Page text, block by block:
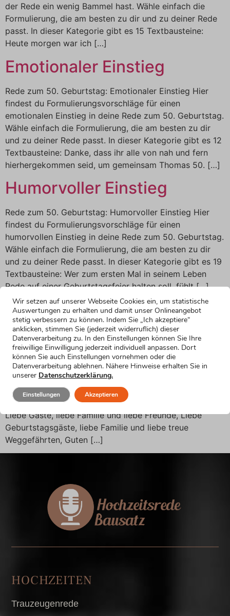
der Rede ein wenig Bammel hast. Wähle einfach die
Formulierung, die am besten zu dir und zu deiner Rede
passt. In dieser Kategorie gibt es 15 Textbausteine:
Heute morgen war ich […]
Emotionaler Einstieg
Rede zum 50. Geburtstag: Emotionaler Einstieg Hier
findest du Formulierungsvorschläge für einen
emotionalen Einstieg in deine Rede zum 50. Geburtstag.
Wähle einfach die Formulierung, die am besten zu dir
und zu deiner Rede passt. In dieser Kategorie gibt es 12
Textbausteine: Danke, dass ihr alle von nah und fern
hierhergekommen seid, um gemeinsam Thomas 50. […]
Humorvoller Einstieg
Rede zum 50. Geburtstag: Humorvoller Einstieg Hier
findest du Formulierungsvorschläge für einen
humorvollen Einstieg in deine Rede zum 50. Geburtstag.
Wähle einfach die Formulierung, die am besten zu dir
und zu deiner Rede passt. In dieser Kategorie gibt es 19
Textbausteine: Wer zum ersten Mal in seinem Leben
Rede auf einer Geburtstagsfeier halten soll, fühlt […]
Begrüßung für die Rede
zum 50. Geburtstag
Rede zum 50. Geburtstag: Begrüßung Hier findest du
Formulierungsvorschläge für die Begrüßung in deiner
Rede zum 50. Geburtstag. Wähle einfach die
Formulierung, die am besten zu dir und zu deiner Rede
passt. In dieser Kategorie gibt es 11 Textbausteine:
Liebe Gäste, liebe Familie und liebe Freunde, Liebe
Geburtstagsgäste, liebe Familie und liebe treue
Weggefährten, Guten […]
HOCHZEITEN
Trauzeugenrede
Wir setzen auf unserer Webseite Cookies ein, um statistische
Auswertungen zu erhalten und damit unser Onlineangebot
stetig verbessern zu können. Indem Sie „Ich akzeptiere“
anklicken, stimmen Sie (jederzeit widerruflich) dieser
Datenverarbeitung zu. In den Einstellungen können Sie Ihre
freiwillige Einwilligung jederzeit individuell anpassen. Dort
können Sie auch Einstellungen vornehmen oder die
Datenverarbeitung ablehnen. Nähere Hinweise erhalten Sie in
unserer Datenschutzerklärung.
Akzeptieren
Einstellungen